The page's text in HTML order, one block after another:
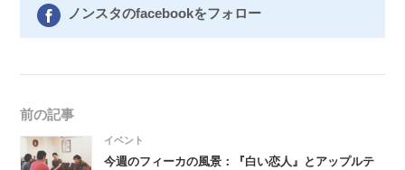
ノンスタのfacebookをフォロー
前の記事
イベント
今週のフィーカの風景：『白い恋人』とアップルテ